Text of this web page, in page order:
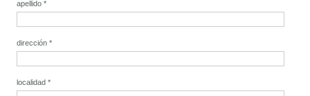
apellido*
dirección*
localidad*